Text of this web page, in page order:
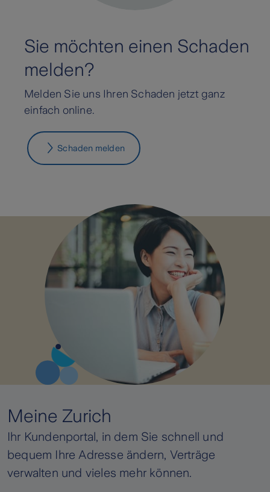
Sie möchten einen Schaden
melden?
Melden Sie uns Ihren Schaden jetzt ganz
einfach online.
Schaden melden
Meine Zurich
Ihr Kundenportal, in dem Sie schnell und
bequem Ihre Adresse ändern, Verträge
verwalten und vieles mehr können.